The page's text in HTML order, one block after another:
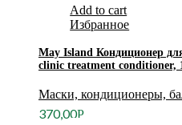
Add to cart
Избранное
May Island Кондиционер
clinic treatment conditioner,
Маски, кондиционеры,
370,00Р